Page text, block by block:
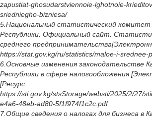
zapustiat-ghosudarstviennoie-lghotnoie-
sriedniegho-bizniesa/
5.Национальный статистический комитет
Республики. Официальный сайт.
среднего
https://stat.gov.kg/ru/statistics/maloe-i-srednee-
6.Основные изменения законодательстве
Республики в сфере налогообложения
[Ресурс:
https://sti.gov.kg/stsStorage/websti/2025/2/27/
e4a6-48eb-ad80-5f1f974f1c2c.pdf
7.Общие сведения о налогах для бизнеса в